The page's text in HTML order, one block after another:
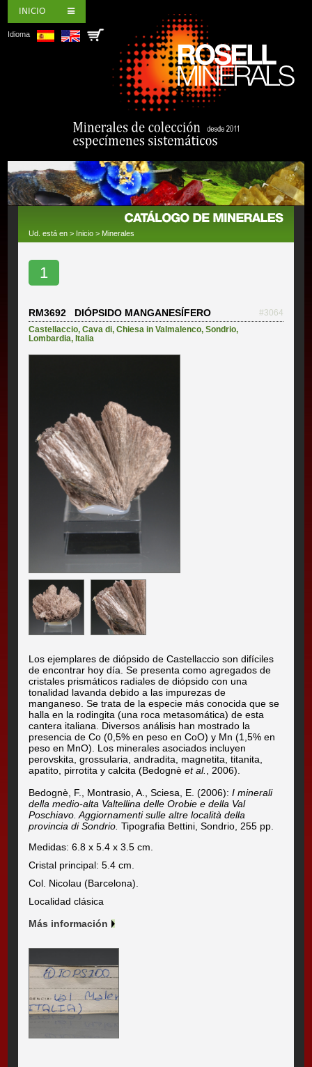
INICIO
Idioma
Ud. está en > Inicio > Minerales
1
RM3692 DIÓPSIDO MANGANESÍFERO
#3064
Castellaccio, Cava di,Chiesa in Valmalenco,Sondrio,
Lombardia,Italia
Los ejemplares de diópsido de Castellaccio son difíciles
de encontrar hoy día. Se presenta como agregados de
cristales prismáticos radiales de diópsido con una
tonalidad lavanda debido a las impurezas de
manganeso. Se trata de la especie más conocida que se
halla en la rodingita (una roca metasomática) de esta
cantera italiana. Diversos análisis han mostrado la
presencia de Co (0,5% en peso en CoO) y Mn (1,5% en
peso en MnO). Los minerales asociados incluyen
perovskita, grossularia, andradita, magnetita, titanita,
apatito, pirrotita y calcita (Bedognèet al.
, 2006).
Bedognè, F., Montrasio, A., Sciesa, E. (2006):I minerali
della medio-alta Valtellina delle Orobie e della Val
Poschiavo. Aggiornamenti sulle altre località della
provincia di Sondrio. Tipografia Bettini, Sondrio, 255 pp.
Medidas: 6.8 x 5.4 x 3.5 cm.
Cristal principal: 5.4 cm.
Col. Nicolau (Barcelona).
Localidad clásica
Más información